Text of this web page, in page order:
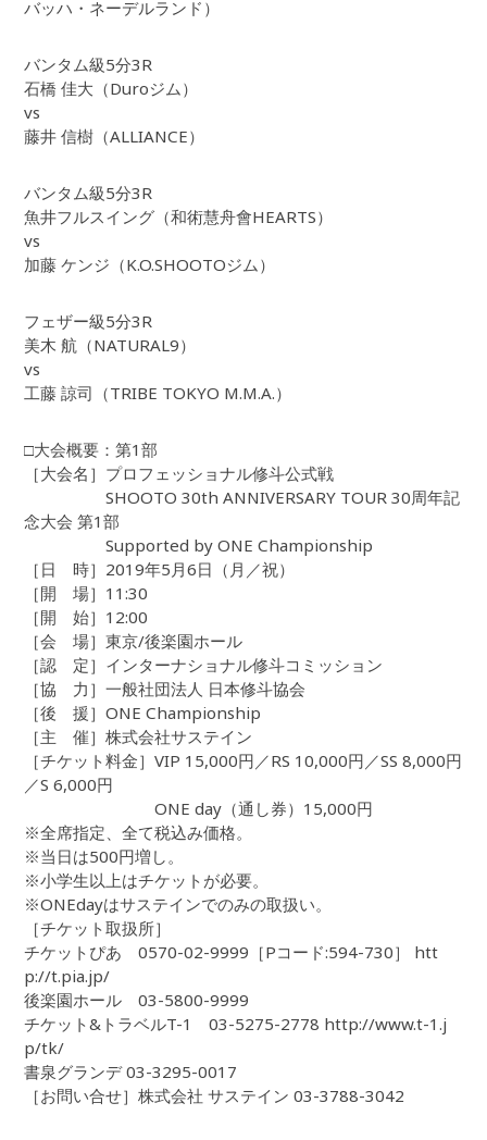
バッハ・ネーデルランド）
バンタム級5分3R
石橋 佳大（Duroジム）
vs
藤井 信樹（ALLIANCE）
バンタム級5分3R
魚井フルスイング（和術慧舟會HEARTS）
vs
加藤 ケンジ（K.O.SHOOTOジム）
フェザー級5分3R
美木 航（NATURAL9）
vs
工藤 諒司（TRIBE TOKYO M.M.A.）
□大会概要：第1部
［大会名］プロフェッショナル修斗公式戦
SHOOTO 30th ANNIVERSARY TOUR 30周年記
念大会 第1部
Supported by ONE Championship
［日 時］2019年5月6日（月／祝）
［開 場］11:30
［開 始］12:00
［会 場］東京/後楽園ホール
［認 定］インターナショナル修斗コミッション
［協 力］一般社団法人 日本修斗協会
［後 援］ONE Championship
［主 催］株式会社サステイン
［チケット料金］VIP 15,000円／RS 10,000円／SS 8,000円
／S 6,000円
ONE day（通し券）15,000円
※全席指定、全て税込み価格。
※当日は500円増し。
※小学生以上はチケットが必要。
※ONEdayはサステインでのみの取扱い。
［チケット取扱所］
チケットぴあ 0570-02-9999［Pコード:594-730］ htt
p://t.pia.jp/
後楽園ホール 03-5800-9999
チケット&トラベルT-1 03-5275-2778 http://www.t-1.j
p/tk/
書泉グランデ 03-3295-0017
［お問い合せ］株式会社 サステイン 03-3788-3042